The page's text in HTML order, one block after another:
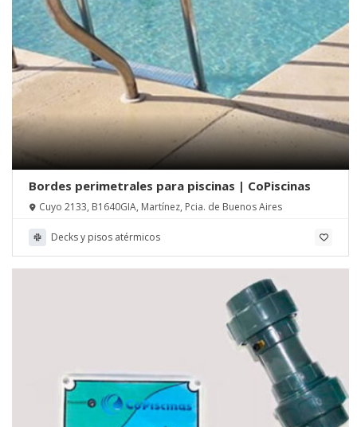
Bordes perimetrales para piscinas | CoPiscinas
Cuyo 2133, B1640GIA, Martínez, Pcia. de Buenos Aires
Decks y pisos atérmicos